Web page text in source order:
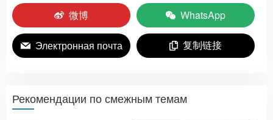
微博
WhatsApp
Электронная почта 复制链接
Рекомендации по смежным темам